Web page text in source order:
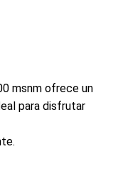
msnm ofrece un
para disfrutar